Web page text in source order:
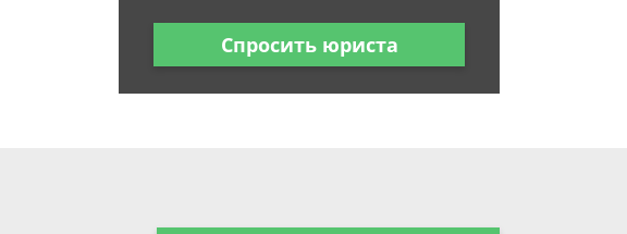
Спросить юриста